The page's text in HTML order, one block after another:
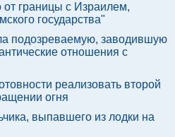
границы с Израилем,
государства"
подозреваемую, заводившую
отношения с
реализовать второй
огня
выпавшего из лодки на